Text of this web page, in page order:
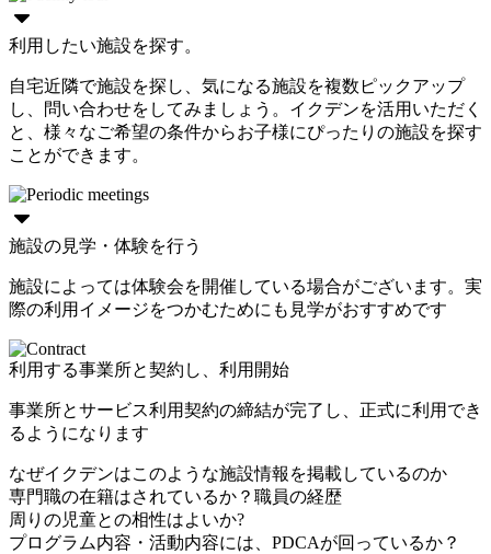
利用したい施設を探す。
自宅近隣で施設を探し、気になる施設を複数ピックアップ
し、問い合わせをしてみましょう。イクデンを活用いただく
と、様々なご希望の条件からお子様にぴったりの施設を探す
ことができます。
施設の見学・体験を行う
施設によっては体験会を開催している場合がございます。実
際の利用イメージをつかむためにも見学がおすすめです
利用する事業所と契約し、利用開始
事業所とサービス利用契約の締結が完了し、正式に利用でき
るようになります
なぜイクデンはこのような施設情報を掲載しているのか
専門職の在籍はされているか？職員の経歴
周りの児童との相性はよいか?
プログラム内容・活動内容には、PDCAが回っているか？